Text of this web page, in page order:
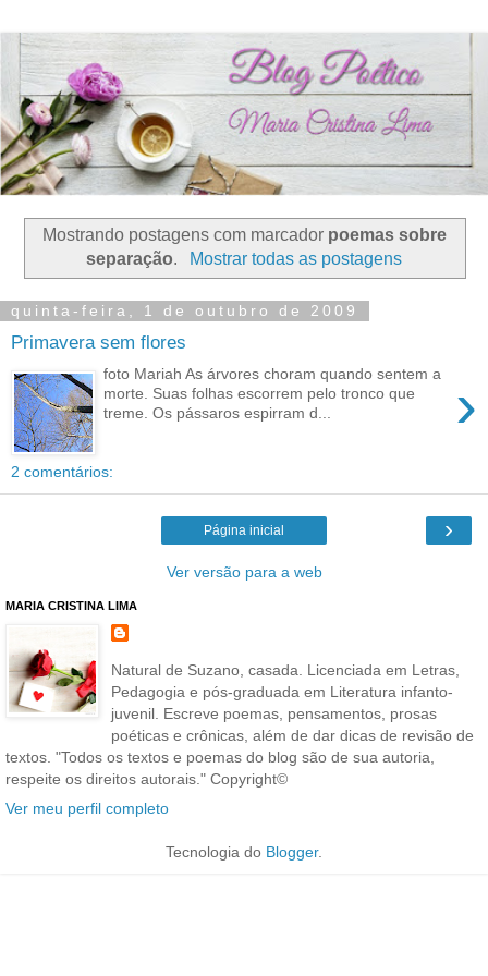
Mostrando postagens com marcador poemas sobre
separação. Mostrar todas as postagens
quinta-feira, 1 de outubro de 2009
Primavera sem flores
›
foto Mariah As árvores choram quando sentem a
morte. Suas folhas escorrem pelo tronco que
treme. Os pássaros espirram d...
2 comentários:
›
Página inicial
Ver versão para a web
MARIA CRISTINA LIMA
Natural de Suzano, casada. Licenciada em Letras,
Pedagogia e pós-graduada em Literatura infanto-
juvenil. Escreve poemas, pensamentos, prosas
poéticas e crônicas, além de dar dicas de revisão de
textos. "Todos os textos e poemas do blog são de sua autoria,
respeite os direitos autorais." Copyright©
Ver meu perfil completo
Tecnologia do Blogger.